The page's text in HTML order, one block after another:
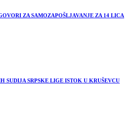
ZA SAMOZAPOŠLJAVANJE ZA 14 LICA
SUDIJA SRPSKE LIGE ISTOK U KRUŠEVCU